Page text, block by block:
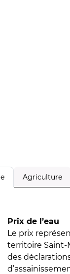
Agriculture
Prix de l’eau
Le prix
territoire Saint-
des